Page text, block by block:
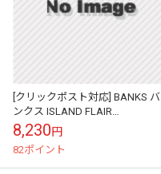
[クリックポスト対応] BANKS バ
ンクス ISLAND FLAIR
BOARDSHORT 18\" ボードショー
ツ BS00...
8,230円
82ポイント